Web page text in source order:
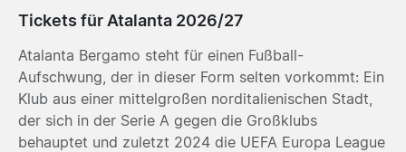
Tickets für Atalanta 2026/27
Atalanta Bergamo steht für einen Fußball-
Aufschwung, der in dieser Form selten vorkommt: Ein
Klub aus einer mittelgroßen norditalienischen Stadt,
der sich in der Serie A gegen die Großklubs
behauptet und zuletzt 2024 die UEFA Europa League